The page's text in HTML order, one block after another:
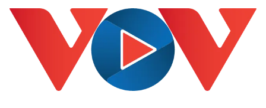
Multimedia